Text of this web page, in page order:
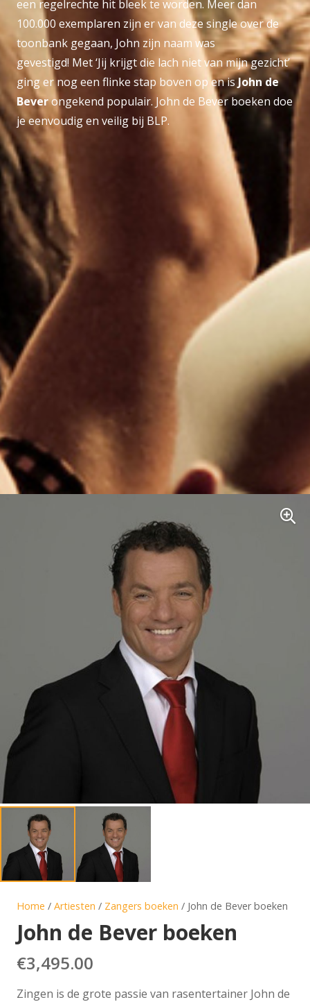
een regelrechte hit bleek te worden. Meer dan
100.000 exemplaren zijn er van deze single over de
toonbank gegaan, John zijn naam was
gevestigd! Met ‘Jij krijgt die lach niet van mijn gezicht’
ging er nog een flinke stap boven op en isJohn de
Beverongekend populair. John de Bever boeken doe
je eenvoudig en veilig bij BLP.
Home / Artiesten / Zangers boeken / John de Bever boeken
John de Bever boeken
€3,495.00
Zingen is de grote passie van rasentertainer John de